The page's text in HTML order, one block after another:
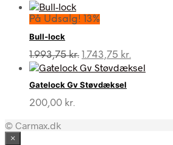
På Udsalg! 13%
Bull-lock
1.993,75kr. Den
oprindelige
var:
1.743,75 kr.
aktuelle
Gatelock Gv Støvdæksel
200,00 kr.
© Carmax.dk
×